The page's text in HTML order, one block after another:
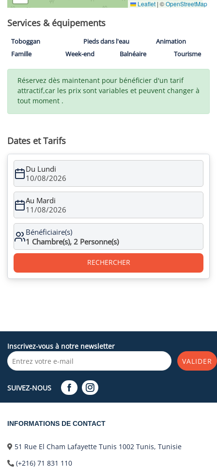
Leaflet | ©OpenStreetMap
Services & équipements
Toboggan Pieds dans l'eau
Animation
Famille
Week-end Balnéaire Tourisme
Réservez dès maintenant pour bénéficier d'un tarif
attractif,car les prix sont variables et peuvent changer à
tout moment .
Dates et Tarifs
Du Lundi
10/08/2026
Au Mardi
11/08/2026
Bénéficiaire(s)
1 Chambre(s), 2 Personne(s)
RECHERCHER
Inscrivez-vous à notre newsletter
VALIDER
SUIVEZ-NOUS
INFORMATIONS DE CONTACT
51 Rue El Cham Lafayette Tunis 1002 Tunis, Tunisie
(+216) 71 831 110